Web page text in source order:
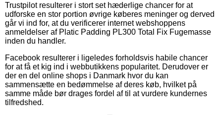
Trustpilot resulterer i stort set hæderlige chancer for at
udforske en stor portion øvrige køberes meninger og derved
går vi ind for, at du verificerer internet webshoppens
anmeldelser af Platic Padding PL300 Total Fix Fugemasse
inden du handler.
Facebook resulterer i ligeledes forholdsvis habile chancer
for at få et kig ind i webbutikkens popularitet. Derudover er
der en del online shops i Danmark hvor du kan
sammensætte en bedømmelse af deres køb, hvilket på
samme måde bør drages fordel af til at vurdere kundernes
tilfredshed.